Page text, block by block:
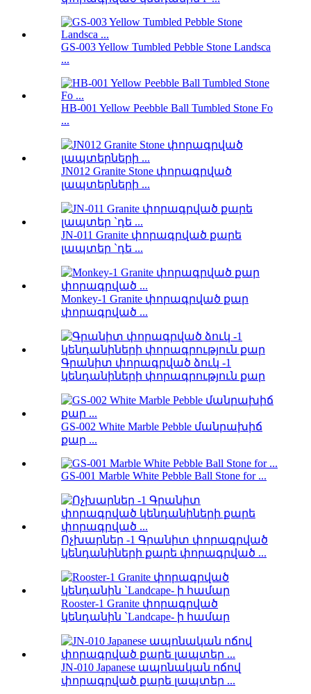
GS-003 Yellow Tumbled Pebble Stone Landsca
...
HB-001 Yellow Peebble Ball Tumbled Stone Fo
...
JN012 Granite Stone փորագրված
լապտերների ...
JN-011 Granite փորագրված քարե
լապտեր `դե ...
Monkey-1 Granite փորագրված քար
փորագրված ...
Գրանիտ փորագրված ձուկ -1
կենդանիների փորագրություն քար
GS-002 White Marble Pebble մանրախիճ
քար ...
GS-001 Marble White Pebble Ball Stone for ...
Ոչխարներ -1 Գրանիտ փորագրված
կենդանիների քարե փորագրված ...
Rooster-1 Granite փորագրված
կենդանին `Landcape- ի համար
JN-010 Japanese ապոնական ոճով
փորագրված քարե լապտեր ...